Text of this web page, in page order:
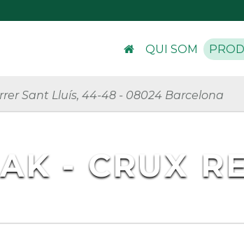
QUI SOM
Sant Lluís, 44-48 - 08024 Barcelona
- CRUX